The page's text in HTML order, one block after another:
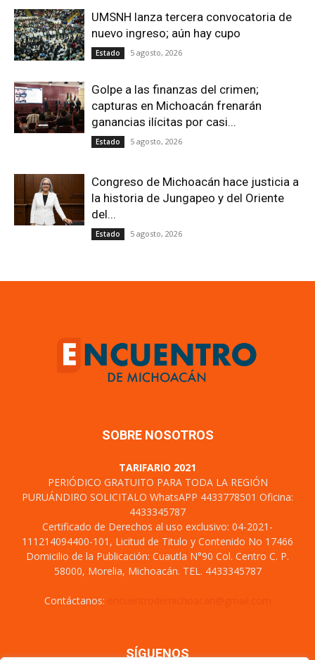
UMSNH lanza tercera convocatoria de
nuevo ingreso; aún hay cupo
Estado 5 agosto, 2026
Golpe a las finanzas del crimen;
capturas en Michoacán frenarán
ganancias ilícitas por casi...
Estado 5 agosto, 2026
Congreso de Michoacán hace justicia a
la historia de Jungapeo y del Oriente
del...
Estado 5 agosto, 2026
SOBRE NOSOTROS
TARIFARIO 2021
PERIÓDICO GRATUITO PARA TODA LA REGIÓN
PURUÁNDIRO SOLICITALO WhatsAPP 4433778501 Oficina:
4433345787
Certificado de Derechos al uso exclusivo: 04-2021-
111214094400-101, Licitud de Titulo y Contenido No 17466
Domicilio de la Publicación: Cuautla N°90 Col. Centro C. P.
58000, Morelia, Michoacán. TEL. 4433345787
Contáctanos:
SÍGUENOS